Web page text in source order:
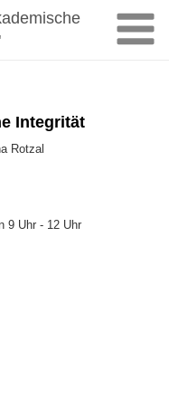
Integrität
Rotzal
9 Uhr - 12 Uhr